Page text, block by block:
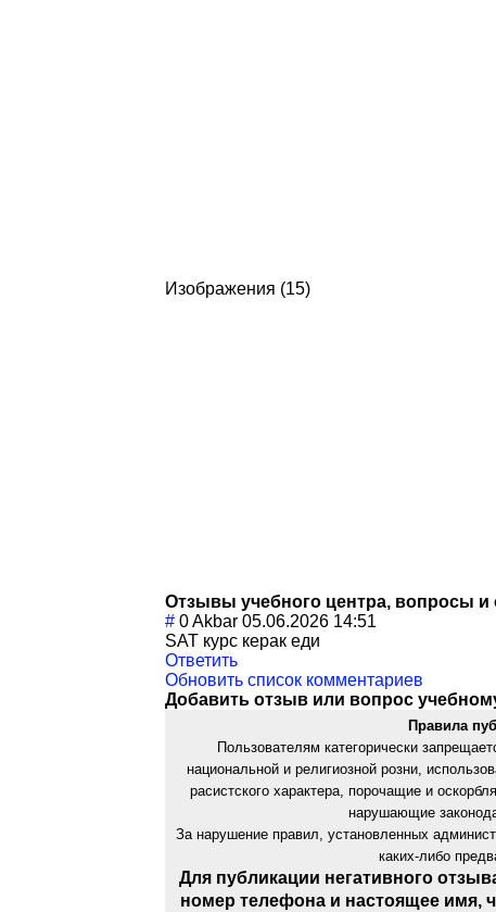
Изображения (15)
Отзывы учебного центра, вопросы и
# 0Akbar 05.06.2026 14:51
SAT курс керак еди
Ответить
Обновить список комментариев
Добавить отзыв или вопрос
Правила
Пользователям категорически
национальной и религиозной розни,
расистского характера, порочащие и
нарушающие
За нарушение правил, установленных
каких-либо
Для публикации негативного
номер телефона и настоящее имя,